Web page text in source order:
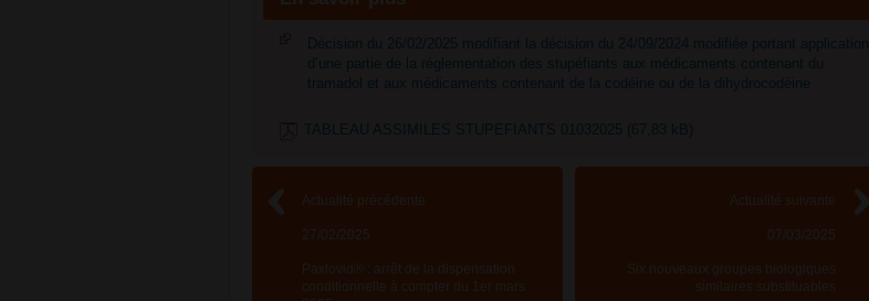
Décision du 26/02/2025 modifiant la décision du 24/09/2024 modifiée portant application
d’une partie de la réglementation des stupéfiants aux médicaments contenant du
tramadol et aux médicaments contenant de la codéine ou de la dihydrocodéine
TABLEAU ASSIMILES STUPEFIANTS 01032025 (67,83 kB)